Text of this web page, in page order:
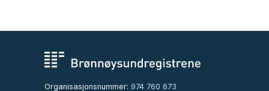
Organisasjonsnummer: 974 760 673